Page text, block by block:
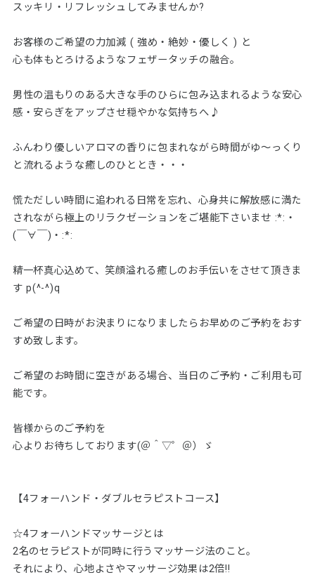
スッキリ・リフレッシュしてみませんか?
お客様のご希望の力加減 ( 強め・絶妙・優しく ) と
心も体もとろけるようなフェザータッチの融合。
男性の温もりのある大きな手のひらに包み込まれるような安心
感・安らぎをアップさせ穏やかな気持ちへ♪
ふんわり優しいアロマの香りに包まれながら時間がゆ～っくり
と流れるような癒しのひととき・・・
慌ただしい時間に追われる日常を忘れ、心身共に解放感に満た
されながら極上のリラクゼーションをご堪能下さいませ :*:・
(￣∀￣)・:*:
精一杯真心込めて、笑顔溢れる癒しのお手伝いをさせて頂きま
す p(^-^)q
ご希望の日時がお決まりになりましたらお早めのご予約をおす
すめ致します。
ご希望のお時間に空きがある場合、当日のご予約・ご利用も可
能です。
皆様からのご予約を
心よりお待ちしております(＠＾▽゜＠）ゞ
【4フォーハンド・ダブルセラピストコース】
☆4フォーハンドマッサージとは
2名のセラピストが同時に行うマッサージ法のこと。
それにより、心地よさやマッサージ効果は2倍‼